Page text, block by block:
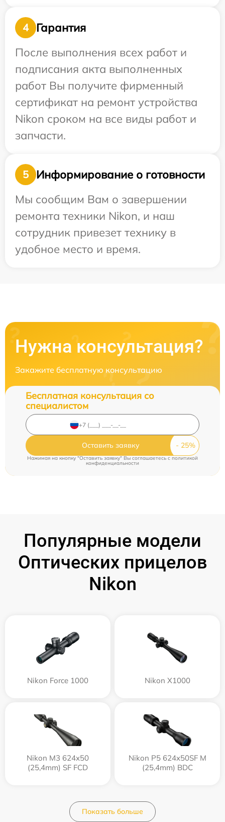
4
Гарантия
После выполнения всех работ и
подписания акта выполненных
работ Вы получите фирменный
сертификат на ремонт устройства
Nikon сроком на все виды работ и
запчасти.
5
Информирование о готовности
Мы сообщим Вам о завершении
ремонта техники Nikon, и наш
сотрудник привезет технику в
удобное место и время.
Нужна консультация?
Закажите бесплатную консультацию
Бесплатная консультация со
специалистом
Оставить заявку
Нажимая на кнопку "Оставить заявку" Вы соглашаетесь c политикой
конфиденциальности
Популярные модели
Оптических прицелов
Nikon
Nikon Force 1000 Nikon X1000
Nikon M3 624x50
(25,4mm) SF FCD
Nikon P5 624x50SF M
(25,4mm) BDC
Показать больше